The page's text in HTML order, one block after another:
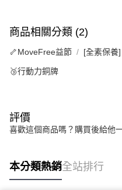
商品相關分類 (2)
🦴MoveFree益節 [全素保養
🥉行動力銅牌
評價
喜歡這個商品嗎？購買後給他
本分類熱銷全站排行